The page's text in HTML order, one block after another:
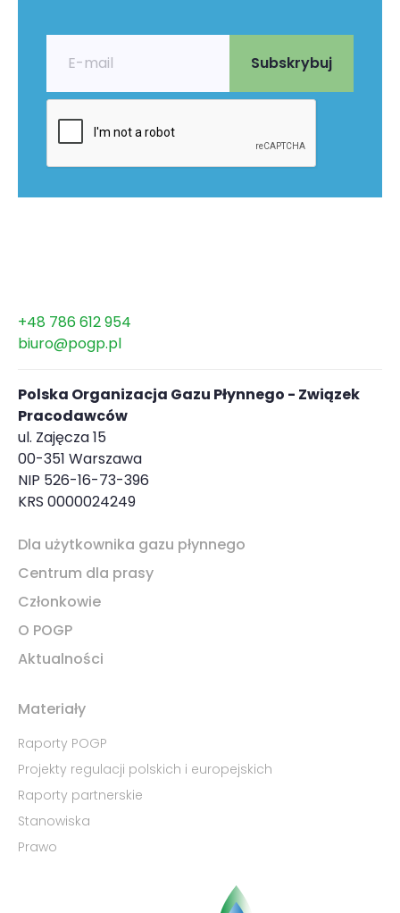
+48 786 612 954
biuro@pogp.pl
Polska Organizacja Gazu Płynnego - Związek
Pracodawców
ul. Zajęcza 15
00-351 Warszawa
NIP 526-16-73-396
KRS 0000024249
Dla użytkownika gazu płynnego
Centrum dla prasy
Członkowie
O POGP
Aktualności
Materiały
Raporty POGP
Projekty regulacji polskich i europejskich
Raporty partnerskie
Stanowiska
Prawo